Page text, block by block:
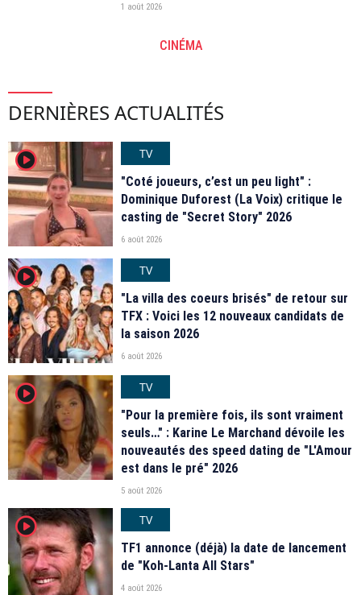
1 août 2026
CINÉMA
DERNIÈRES ACTUALITÉS
player2
TV
"Coté joueurs, c’est un peu light" :
Dominique Duforest (La Voix) critique le
casting de "Secret Story" 2026
6 août 2026
player2
TV
"La villa des coeurs brisés" de retour sur
TFX : Voici les 12 nouveaux candidats de
la saison 2026
6 août 2026
player2
TV
"Pour la première fois, ils sont vraiment
seuls…" : Karine Le Marchand dévoile les
nouveautés des speed dating de "L'Amour
est dans le pré" 2026
5 août 2026
player2
TV
TF1 annonce (déjà) la date de lancement
de "Koh-Lanta All Stars"
4 août 2026